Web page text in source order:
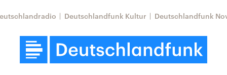
Deutschlandfunk Kultur Deutschlandfunk